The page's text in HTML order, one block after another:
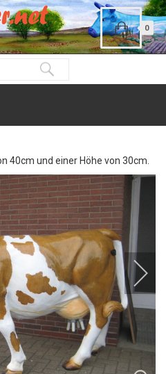
0
40cm und einer Höhe von 30cm.